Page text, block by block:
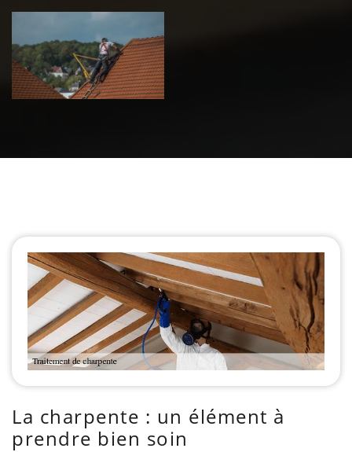
Urgence fuite
de toiture 39
Jura
La charpente : un élément à
prendre bien soin